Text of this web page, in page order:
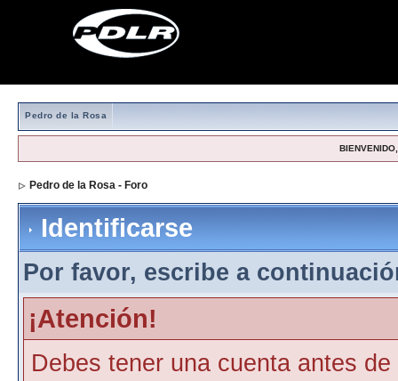
Pedro de la Rosa
Pedro de la Rosa - Foro
Identificarse
Por favor, escribe a
¡Atención!
Debes tener una cuenta antes